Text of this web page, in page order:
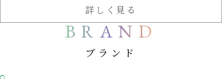
詳しく見る
BRAND
ブランド